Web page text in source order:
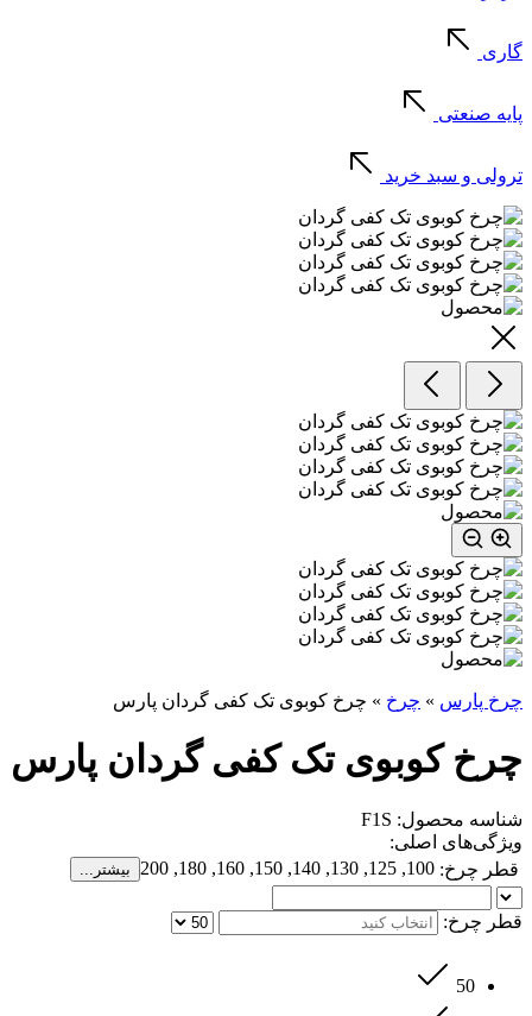
گاری
پایه صنعتی
ترولی و سبد خرید
چرخ پارس » چرخ » چرخ کوبوی تک کفی گردان پارس
چرخ کوبوی تک کفی گردان پارس
شناسه محصول: F1S
ویژگی‌های اصلی:
قطر چرخ: 100, 125, 130, 140, 150, 160, 180, 200 بیشتر...
قطر چرخ:
50